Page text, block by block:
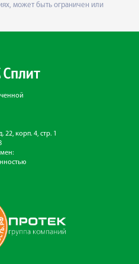
может быть ограничен или
корп. 4, стр. 1